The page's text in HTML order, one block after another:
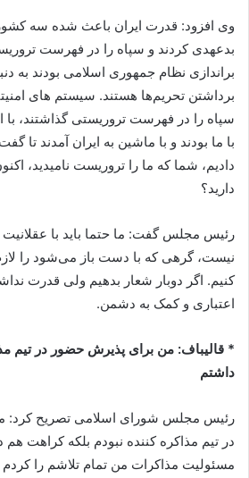
وی افزود: قدرت ایران باعث شده سه کشور
بدعهدی کردند و سپاه را در فهرست
براندازی نظام جمهوری اسلامی بودند به
برداشتن تحریم‌ها هستند. سیستم های
سپاه را در فهرست تروریستی گذاشتند،
با ما بودند و با ماشین به ایران آمدند تا
دادیم، شما که ما را تروریست نامیدید،
دارید؟
رئیس مجلس گفت: ما حتما باید با
نیست، گرهی که با دست باز می‌شود را
کنیم. اگر دوبار شعار بدهیم ولی قدرت
اعتباری و کمک به دشمن.
* قالیباف: من برای پذیرش حضور در تیم
داشتم
رئیس مجلس شورای اسلامی تصریح کرد:
در تیم مذاکره کننده نبودم بلکه کراهت
مسئولیت مذاکرات من تمام تلاشم را